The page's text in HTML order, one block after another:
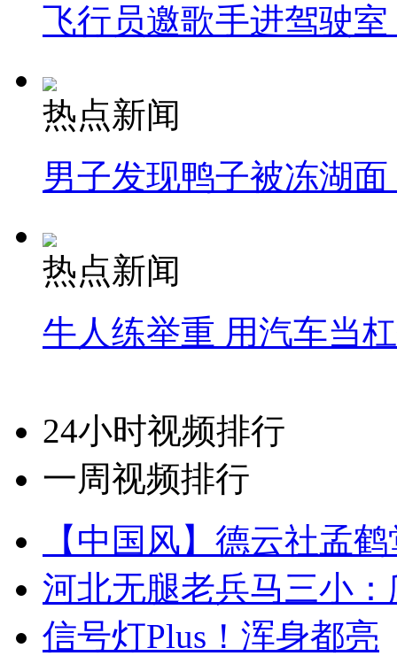
飞行员邀歌手进驾驶
热点新闻
男子发现鸭子被冻湖
热点新闻
牛人练举重 用汽车当
24小时视频排行
一周视频排行
【中国风】德云社孟
河北无腿老兵马三小
信号灯Plus！浑身都亮